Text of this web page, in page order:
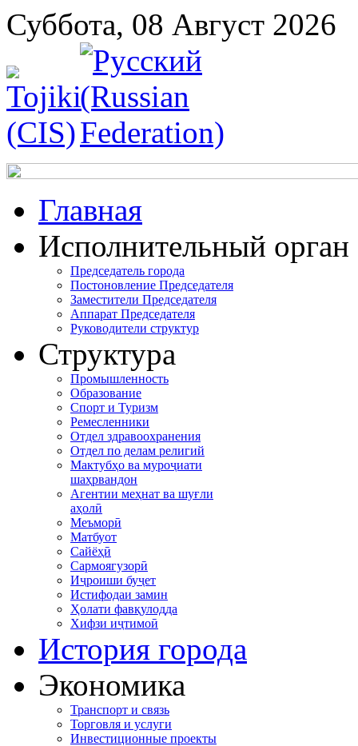
Суббота, 08 Август 2026
Главная
Исполнительный орган
Председатель города
Постоновление Председателя
Заместители Председателя
Аппарат Председателя
Руководители структур
Структура
Промышленность
Образование
Спорт и Туризм
Ремесленники
Отдел здравоохранения
Отдел по делам религий
Мактубҳо ва муроҷиати
шаҳрвандон
Агентии меҳнат ва шуғли
аҳолӣ
Меъморӣ
Матбуот
Сайёҳӣ
Сармоягузорӣ
Иҷроиши буҷет
Истифодаи замин
Ҳолати фавқулодда
Хифзи иҷтимоӣ
История города
Экономика
Транспорт и связь
Торговля и услуги
Инвестиционные проекты